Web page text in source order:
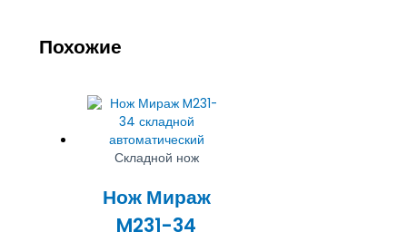
Похожие
Складной нож
Нож Мираж
M231-34